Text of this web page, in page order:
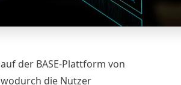
der BASE-Plattform von
die Nutzer